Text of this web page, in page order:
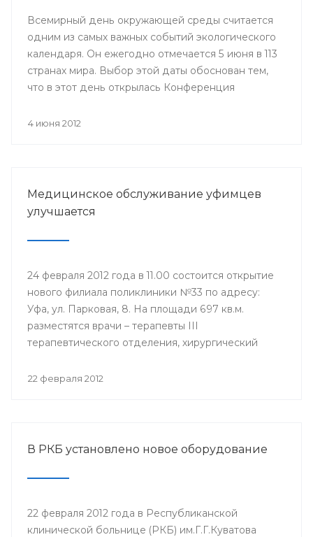
Всемирный день окружающей среды считается
одним из самых важных событий экологического
календаря. Он ежегодно отмечается 5 июня в 113
странах мира. Выбор этой даты обоснован тем,
что в этот день открылась Конференция
проблемам окружающей человека среды
(ЮНЕП).
4 июня 2012
Медицинское обслуживание уфимцев
улучшается
24 февраля 2012 года в 11.00 состоится открытие
нового филиала поликлиники №33 по адресу:
Уфа, ул. Парковая, 8. На площади 697 кв.м.
разместятся врачи – терапевты III
терапевтического отделения, хирургический
невролога, физиотерапевтическое отделение,
Городскую клиническую больницу №6.
22 февраля 2012
В РКБ установлено новое оборудование
22 февраля 2012 года в Республиканской
клинической больнице (РКБ) им.Г.Г.Куватова